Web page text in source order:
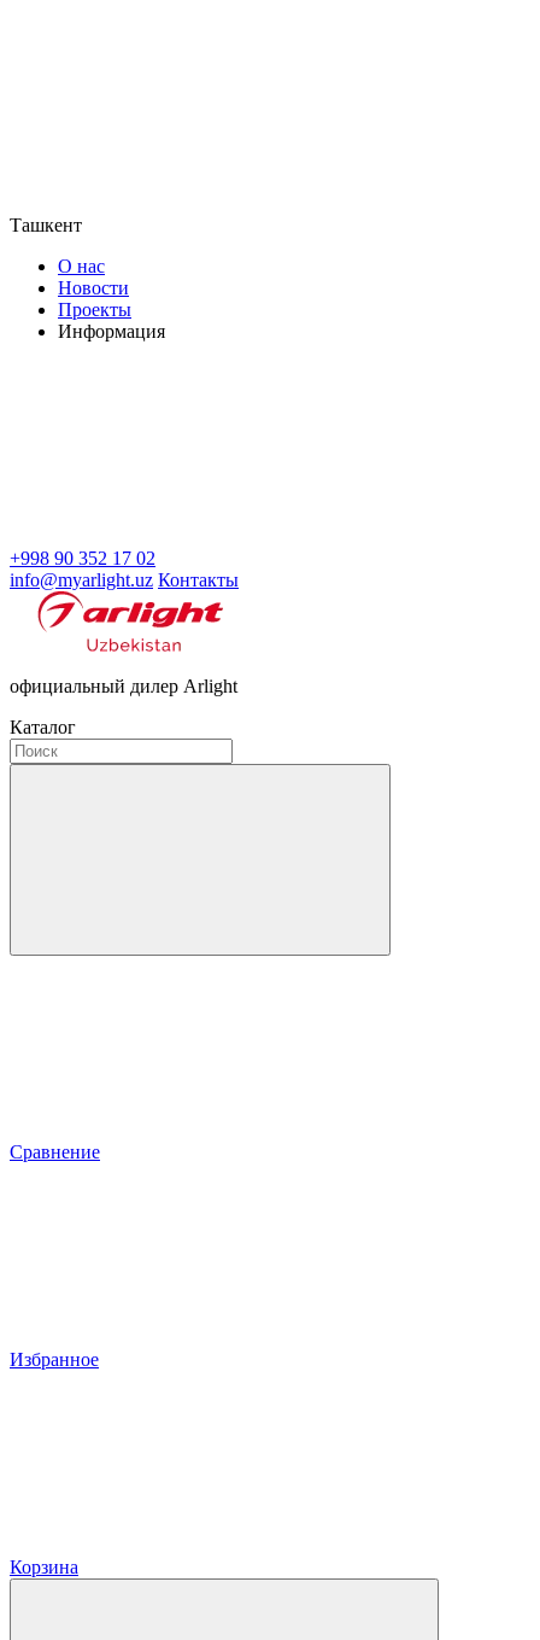
Ташкент
О нас
Новости
Проекты
Информация
+998 90 352 17 02
info@myarlight.uz Контакты
официальный дилер Arlight
Каталог
Сравнение
Избранное
Корзина